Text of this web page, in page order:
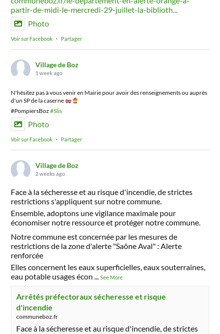
partir-de-midi-le-mercredi-29-juillet-la-biblioth...
Photo
Voir sur Facebook · Partager
Village de Boz
1 week ago
N'hésitez pas à vous venir en Mairie pour avoir des renseignements ou auprès
d'un SP de la caserne
#PompiersBoz#Slis
Photo
Voir sur Facebook · Partager
Village de Boz
2 weeks ago
Face à la sécheresse et au risque d'incendie, de strictes
restrictions s'appliquent sur notre commune.
Ensemble, adoptons une vigilance maximale pour
économiser notre ressource et protéger notre commune.
Notre commune est concernée par les mesures de
restrictions de la zone d'alerte "Saône Aval" : Alerte
renforcée
Elles concernent les eaux superficielles, eaux souterraines,
eau potable usages écon ...See More
Arrêtés préfectoraux sécheresse et risque
d'incendie
communeboz.fr
Face à la sécheresse et au risque d'incendie, de strictes